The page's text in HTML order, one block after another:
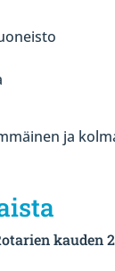
ja
kauden